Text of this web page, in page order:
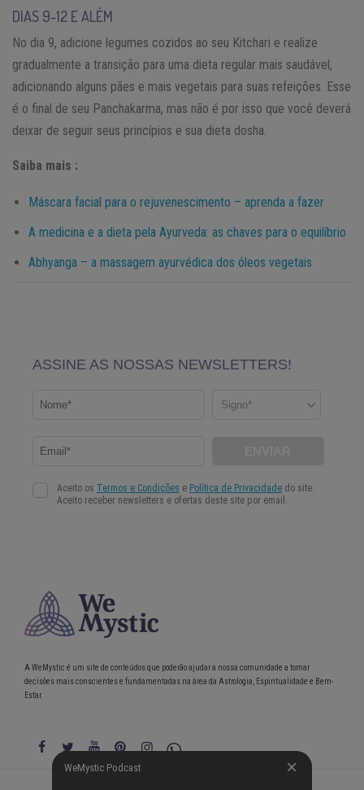
DIAS 9-12 E ALÉM
No dia 9, adicione legumes cozidos ao seu Kitchari e realize
gradualmente a transição para uma dieta regular mais saudável,
adicionando alguns pães e mais vegetais para suas refeições. Esse
é o final de seu Panchakarma, mas não é por isso que você deverá
deixar de seguir seus princípios e sua dieta dosha.
Saiba mais :
Máscara facial para o rejuvenescimento – aprenda a fazer
A medicina e a dieta pela Ayurveda: as chaves para o equilíbrio
Abhyanga – a massagem ayurvédica dos óleos vegetais
WeMystic Podcast
A WeMystic é um site de conteúdos que poderão ajudar a nossa comunidade a tomar
decisões mais conscientes e fundamentadas na área da Astrologia, Espiritualidade e Bem-
Estar.
WeMystic Podcast